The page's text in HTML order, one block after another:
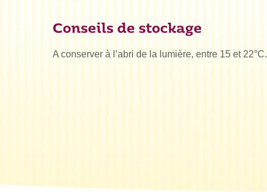
Conseils de stockage
A conserver à l’abri de la lumière, entre 15 et 22°C.